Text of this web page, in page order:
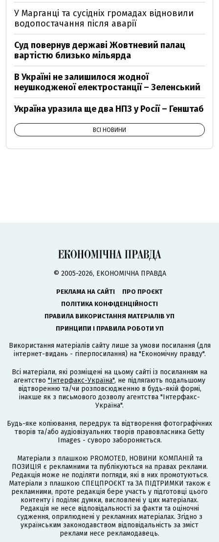
У Марганці та сусідніх громадах відновили
водопостачання після аварії
Суд повернув державі Жовтневий палац
вартістю близько мільярда
В Україні не залишилося жодної
неушкодженої електростанції – Зеленський
Україна уразила ще два НПЗ у Росії – Генштаб
ВСІ НОВИНИ
© 2005-2026, ЕКОНОМІЧНА ПРАВДА
РЕКЛАМА НА САЙТІ
ПРО ПРОЄКТ
ПОЛІТИКА КОНФІДЕНЦІЙНОСТІ
ПРАВИЛА ВИКОРИСТАННЯ МАТЕРІАЛІВ УП
ПРИНЦИПИ І ПРАВИЛА РОБОТИ УП
Використання матеріалів сайту лише за умови посилання (для
інтернет-видань - гіперпосилання) на "Економічну правду".
Всі матеріали, які розміщені на цьому сайті із посиланням на
агентство "Інтерфакс-Україна", не підлягають подальшому
відтворенню та/чи розповсюдженню в будь-якій формі,
інакше як з письмового дозволу агентства "Інтерфакс-
Україна".
Будь-яке копіювання, передрук та відтворення фотографічних
творів та/або аудіовізуальних творів правовласника Getty
Images - суворо забороняється.
Матеріали з плашкою PROMOTED, НОВИНИ КОМПАНІЙ та
ПОЗИЦІЯ є рекламними та публікуються на правах реклами.
Редакція може не поділяти погляди, які в них промотуються.
Матеріали з плашкою СПЕЦПРОЄКТ та ЗА ПІДТРИМКИ також є
рекламними, проте редакція бере участь у підготовці цього
контенту і поділяє думки, висловлені у цих матеріалах.
Редакція не несе відповідальності за факти та оціночні
судження, оприлюднені у рекламних матеріалах. Згідно з
українським законодавством відповідальність за зміст
реклами несе рекламодавець.